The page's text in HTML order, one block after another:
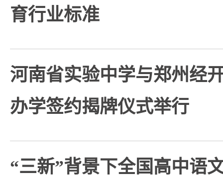
育行业标准
河南省实验中学与郑州经
办学签约揭牌仪式举行
“三新”背景下全国高中语